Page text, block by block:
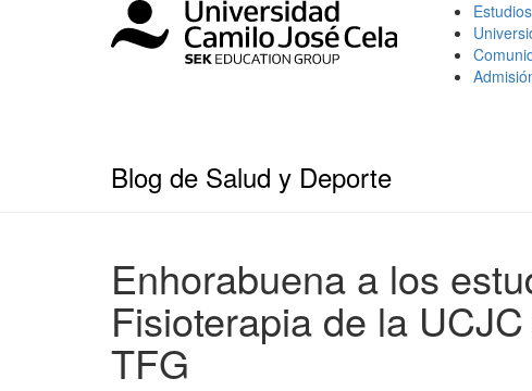
Estudios
Blog de Salud y Deporte
Enhorabuena a los
Fisioterapia de la
TFG